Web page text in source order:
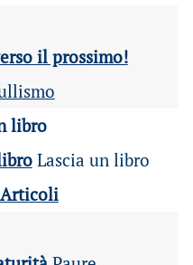
il prossimo!
Lascia un libro
Articoli